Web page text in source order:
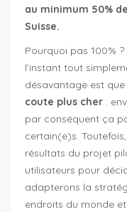
au minimum 50%
Suisse.
Pourquoi pas 100%
l’instant tout
désavantage est que
coute plus cher :
par conséquent ça
certain(e)s.
résultats du projet
utilisateurs pour
adapterons la
endroits du monde